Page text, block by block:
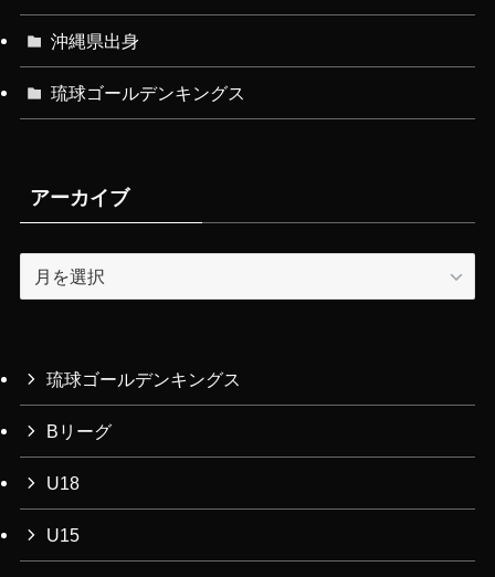
沖縄県出身
琉球ゴールデンキングス
アーカイブ
ー
ブ
琉球ゴールデンキングス
Bリーグ
U18
U15